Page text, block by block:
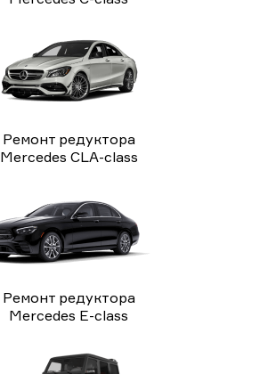
Ремонт редуктора
Mercedes CLA-class
Ремонт редуктора
Mercedes E-class